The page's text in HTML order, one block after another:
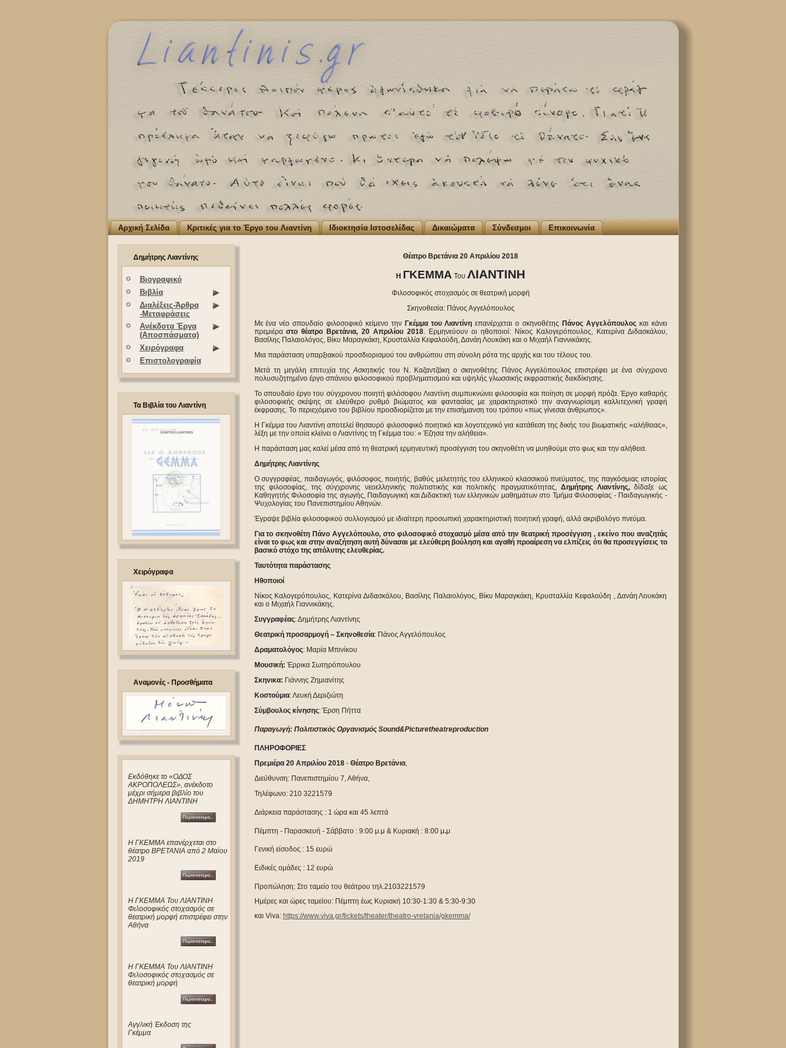
Αρχική Σελίδα Κριτικές για το Έργο του Λιαντίνη Ιδιοκτησία Ιστοσελίδας Δικαιώματα Σύνδεσμοι Επικοινωνία
Δημήτρης Λιαντίνης
Βιογραφικό
Βιβλία
Διαλέξεις-Άρθρα
-Μεταφράσεις
Ανέκδοτα Έργα
(Αποσπάσματα)
Χειρόγραφα
Επιστολογραφία
Τα Βιβλία του Λιαντίνη
Χειρόγραφα
Αναμονές - Προσθήματα
Eκδόθηκε το «ΟΔΟΣ
ΑΚΡΟΠΟΛΕΩΣ», ανέκδοτο
μέχρι σήμερα βιβλίο του
ΔΗΜΗΤΡΗ ΛΙΑΝΤΙΝΗ
Η ΓΚΕΜΜΑ επανέρχεται στο
θέατρο ΒΡΕΤΑΝΙΑ από 2 Μαίου
2019
Η ΓΚΕΜΜΑ Του ΛΙΑΝΤΙΝΗ
Φιλοσοφικός στοχασμός σε
θεατρική μορφή επιστρέφει στην
Αθήνα
Η ΓΚΕΜΜΑ Του ΛΙΑΝΤΙΝΗ
Φιλοσοφικός στοχασμός σε
θεατρική μορφή
Αγγλική Έκδοση της
Γκέμμα
Θέατρο Βρετάνια 20 Απριλίου 2018
Η ΓΚΕΜΜΑ Του ΛΙΑΝΤΙΝΗ
Φιλοσοφικός στοχασμός σε θεατρική μορφή
Σκηνοθεσία: Πάνος Αγγελόπουλος
Με ένα νέο σπουδαίο φιλοσοφικό κείμενο την Γκέμμα του Λιαντίνη επανέρχεται ο σκηνοθέτης Πάνος Αγγελόπουλοςκαι κάνει
πρεμιέραστο θέατρο Βρετάνια, 20 Απριλίου 2018. Ερμηνεύουν οι ηθοποιοί: Νίκος Καλογερόπουλος, Κατερίνα Διδασκάλου,
Βασίλης Παλαιολόγος, Βίκυ Μαραγκάκη, Κρυσταλλία Κεφαλούδη, Δανάη Λουκάκη και ο Μιχαήλ Γιαννικάκης.
Μια παράσταση υπαρξιακού προσδιορισμού του ανθρώπου στη σύνολη ρότα της αρχής και του τέλους του.
Μετά τη μεγάλη επιτυχία τηςΑσκητικής του Ν. Καζαντζάκη ο σκηνοθέτης Πάνος Αγγελόπουλος επιστρέφει με ένα σύγχρονο
πολυσυζητημένο έργο σπάνιου φιλοσοφικού προβληματισμού και υψηλής γλωσσικής εκφραστικής διεκδίκησης.
Το σπουδαίο έργο του σύγχρονου ποιητή φιλόσοφου Λιαντίνη συμπυκνώνει φιλοσοφία και ποίηση σε μορφή πρόζα. Έργο καθαρής
φιλοσοφικής σκέψης σε ελεύθερο ρυθμό βιώματος και φαντασίας με χαρακτηριστικό την αναγνωρίσιμη καλλιτεχνική γραφή
έκφρασης. Το περιεχόμενο του βιβλίου προσδιορίζεται με την επισήμανση του τρόπου «πως γίνεσαι άνθρωπος».
Η Γκέμμα του Λιαντίνη αποτελεί θησαυρό φιλοσοφικό ποιητικό και λογοτεχνικό για κατάθεση της δικής του βιωματικής «αλήθειας»,
λέξη με την οποία κλείνει ο Λιαντίνης τη Γκέμμα του: « Έζησα την αλήθεια».
Η παράσταση μας καλεί μέσα από τη θεατρική ερμηνευτική προσέγγιση του σκηνοθέτη να μυηθούμε στο φως και την αλήθεια.
Δημήτρης Λιαντίνης
Ο συγγραφέας, παιδαγωγός, φιλόσοφος, ποιητής, βαθύς μελετητής του ελληνικού κλασσικού πνεύματος, της παγκόσμιας ιστορίας
της φιλοσοφίας, της σύγχρονης νεοελληνικής πολιτιστικής και πολιτικής πραγματικότητας, Δημήτρης Λιαντίνης,δίδαξε ως
Καθηγητής Φιλοσοφία της αγωγής, Παιδαγωγική και Διδακτική των ελληνικών μαθημάτων στο Τμήμα Φιλοσοφίας - Παιδαγωγικής -
Ψυχολογίας του Πανεπιστημίου Αθηνών.
Έγραψε βιβλία φιλοσοφικού συλλογισμού με ιδιαίτερη προσωπική χαρακτηριστική ποιητική γραφή, αλλά ακριβολόγο πνεύμα.
Για το σκηνοθέτη Πάνο Αγγελόπουλο, στο φιλοσοφικό στοχασμό μέσα από την θεατρική προσέγγιση , εκείνο που αναζητάς
είναι το φως και στην αναζήτηση αυτή δύνασαι με ελεύθερη βούληση και αγαθή προαίρεση να ελπίζεις ότι θα προσεγγίσεις το
βασικό στόχο της απόλυτης ελευθερίας.
Ταυτότητα παράστασης
Ηθοποιοί
Νίκος Καλογερόπουλος, Κατερίνα Διδασκάλου, Βασίλης Παλαιολόγος, Βίκυ Μαραγκάκη, Κρυσταλλία Κεφαλούδη , Δανάη Λουκάκη
και ο Μιχαήλ Γιαννικάκης.
Συγγραφέας: Δημήτρης Λιαντίνης
Θεατρική προσαρμογή – Σκηνοθεσία: Πάνος Αγγελόπουλος
Δραματολόγος: Mαρία Μπινίκου
Μουσική: Έρρικα Σωτηρόπουλου
Σκηνικα: Γιάννης Ζημιανίτης
Κοστούμια: Λευκή Δεριζιώτη
Σύμβουλος κίνησης: Έρση Πήττα
Παραγωγή: Πολιτιστικός Οργανισμός Sound&Picturetheatreproduction
ΠΛΗΡΟΦΟΡΙΕΣ
Πρεμιέρα 20 Απριλίου 2018- Θέατρο Βρετάνια,
Διεύθυνση: Πανεπιστημίου 7, Αθήνα,
Τηλέφωνο: 210 3221579
Διάρκεια παράστασης : 1 ώρα και 45 λεπτά
Πέμπτη - Παρασκευή - Σάββατο : 9:00 μ.μ & Κυριακή : 8:00 μ.μ
Γενική είσοδος : 15 ευρώ
Ειδικές ομάδες : 12 ευρώ
Προπώληση: Στο ταμείο του θεάτρου τηλ.2103221579
Ημέρες και ώρες ταμείου: Πέμπτη έως Κυριακή 10:30-1:30 & 5:30-9:30
και Viva: https://www.viva.gr/tickets/theater/theatro-vretania/gkemma/